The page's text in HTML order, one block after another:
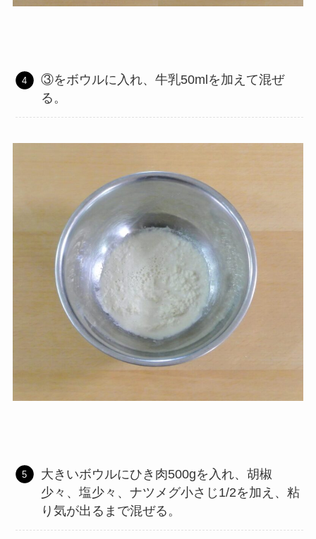
③をボウルに入れ、牛乳50mlを加えて混ぜ
る。
大きいボウルにひき肉500gを入れ、胡椒
少々、塩少々、ナツメグ小さじ1/2を加え、粘
り気が出るまで混ぜる。